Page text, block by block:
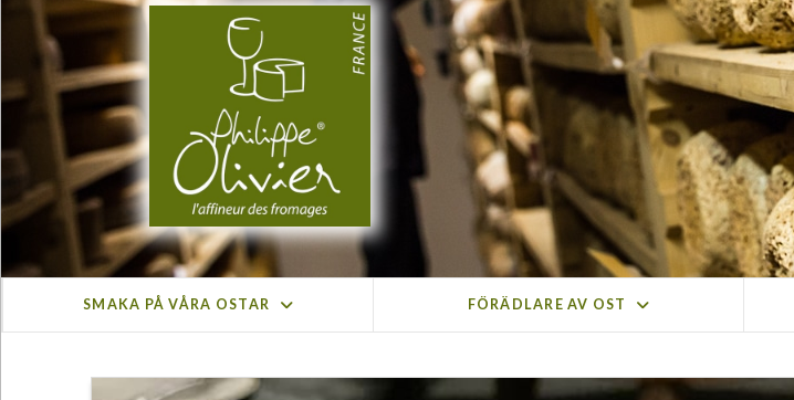
SMAKA PÅ VÅRA OSTAR FÖRÄDLARE AV OST